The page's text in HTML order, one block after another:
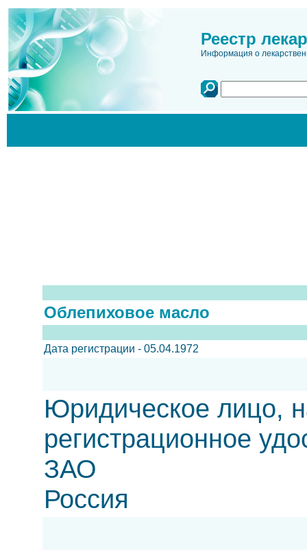
Реестр
Информация о
Облепиховое масло
Дата регистрации - 05.04.1972
Юридическое лицо,
регистрационное
ЗАО
Россия